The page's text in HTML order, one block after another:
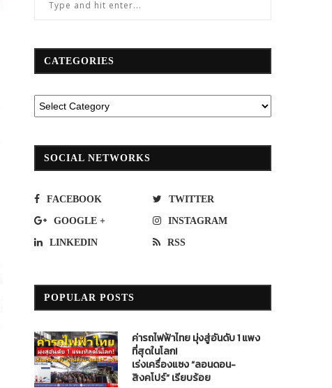
CATEGORIES
SOCIAL NETWORKS
FACEBOOK TWITTER
GOOGLE + INSTAGRAM
LINKEDIN RSS
POPULAR POSTS
ค่ารถไฟฟ้าไทย มุ่งสู่อันดับ 1 แพง
ที่สุดในโลก!
เร่งเครื่องแซง “ลอนดอน-
สิงคโปร์” เรียบร้อย